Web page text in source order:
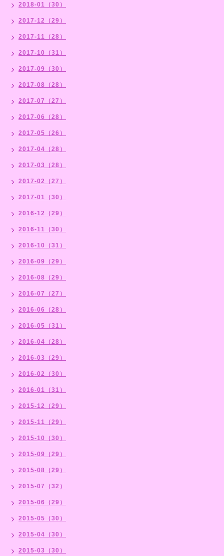
2018-01（30）
2017-12（29）
2017-11（28）
2017-10（31）
2017-09（30）
2017-08（28）
2017-07（27）
2017-06（28）
2017-05（26）
2017-04（28）
2017-03（28）
2017-02（27）
2017-01（30）
2016-12（29）
2016-11（30）
2016-10（31）
2016-09（29）
2016-08（29）
2016-07（27）
2016-06（28）
2016-05（31）
2016-04（28）
2016-03（29）
2016-02（30）
2016-01（31）
2015-12（29）
2015-11（29）
2015-10（30）
2015-09（29）
2015-08（29）
2015-07（32）
2015-06（29）
2015-05（30）
2015-04（30）
2015-03（30）